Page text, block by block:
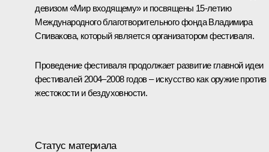
девизом «Мир входящему» и посвящены 15-летию
Международного благотворительного фонда Владимира
Спивакова, который является организатором фестиваля.
Проведение фестиваля продолжает развитие главной идеи
фестивалей 2004–2008 годов – искусство как оружие против
жестокости и бездуховности.
Статус материала